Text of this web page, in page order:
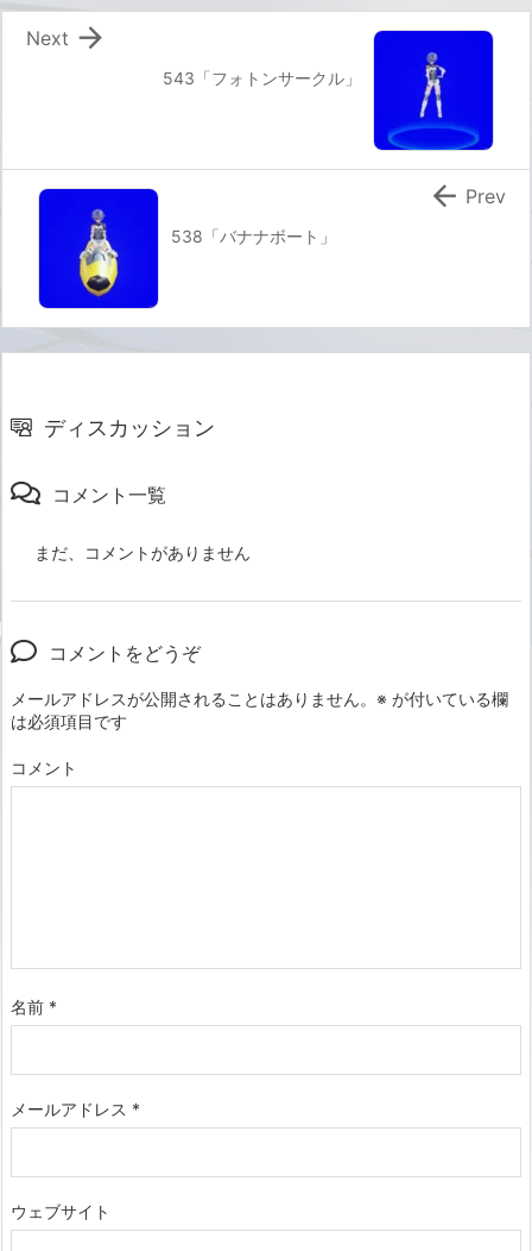
543「フォトンサークル」

Next
538「バナナボート」
 Prev
ディスカッション
コメント一覧
まだ、コメントがありません
コメントをどうぞ
メールアドレスが公開されることはありません。 ※ が付いている欄
は必須項目です
コメント
名前 *
メールアドレス *
ウェブサイト